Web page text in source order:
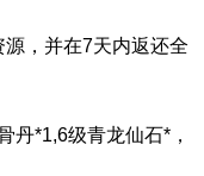
源，并在7天内返还全
丹*1,6级青龙仙石* ，